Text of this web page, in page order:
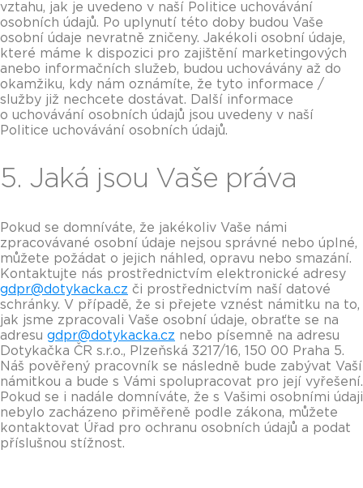
vztahu, jak je uvedeno v naší Politice uchovávání
osobních údajů. Po uplynutí této doby budou Vaše
osobní údaje nevratně zničeny. Jakékoli osobní údaje,
které máme k dispozici pro zajištění marketingových
anebo informačních služeb, budou uchovávány až do
okamžiku, kdy nám oznámíte, že tyto informace /
služby již nechcete dostávat. Další informace
o uchovávání osobních údajů jsou uvedeny v naší
Politice uchovávání osobních údajů.
5. Jaká jsou Vaše práva
Pokud se domníváte, že jakékoliv Vaše námi
zpracovávané osobní údaje nejsou správné nebo úplné,
můžete požádat o jejich náhled, opravu nebo smazání.
Kontaktujte nás prostřednictvím elektronické adresy
gdpr@dotykacka.cz či prostřednictvím naší datové
schránky. V případě, že si přejete vznést námitku na to,
jak jsme zpracovali Vaše osobní údaje, obraťte se na
adresu gdpr@dotykacka.cz nebo písemně na adresu
Dotykačka ČR s.r.o., Plzeňská 3217/16, 150 00 Praha 5.
Náš pověřený pracovník se následně bude zabývat Vaší
námitkou a bude s Vámi spolupracovat pro její vyřešení.
Pokud se i nadále domníváte, že s Vašimi osobními údaji
nebylo zacházeno přiměřeně podle zákona, můžete
kontaktovat Úřad pro ochranu osobních údajů a podat
příslušnou stížnost.